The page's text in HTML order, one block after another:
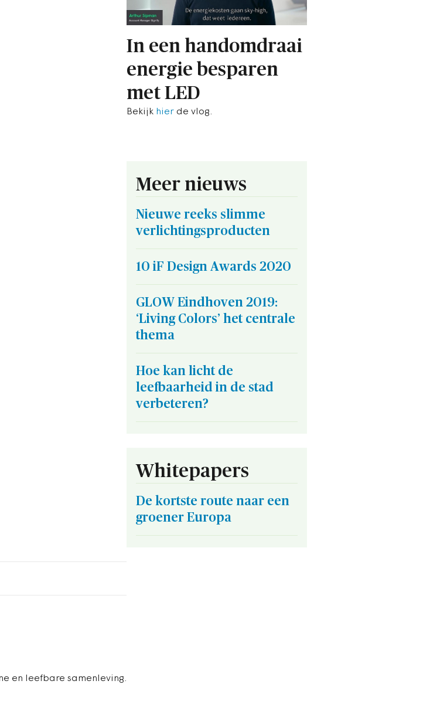
In een handomdraai
energie besparen
met LED
Bekijk hier de vlog.
Meer nieuws
Nieuwe reeks slimme
verlichtingsproducten
10 iF Design Awards 2020
GLOW Eindhoven 2019:
‘Living Colors’ het centrale
thema
Hoe kan licht de
leefbaarheid in de stad
verbeteren?
Whitepapers
De kortste route naar een
groener Europa
en leefbare samenleving.